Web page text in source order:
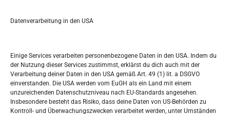
Datenverarbeitung in den USA
Einige Services verarbeiten personenbezogene Daten in den USA. Indem du
der Nutzung dieser Services zustimmst, erklärst du dich auch mit der
Verarbeitung deiner Daten in den USA gemäß Art. 49 (1) lit. a DSGVO
einverstanden. Die USA werden vom EuGH als ein Land mit einem
unzureichenden Datenschutzniveau nach EU-Standards angesehen.
Insbesondere besteht das Risiko, dass deine Daten von US-Behörden zu
Kontroll- und Überwachungszwecken verarbeitet werden, unter Umständen
h
M D M D F S S
1
3 4 5 6 7 8
10 11 12 13 14 15 16